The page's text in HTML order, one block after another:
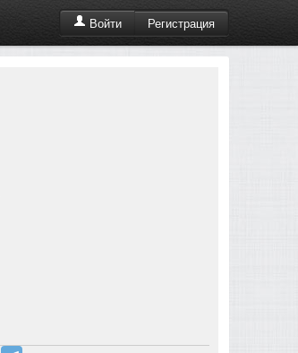
Войти Регистрация